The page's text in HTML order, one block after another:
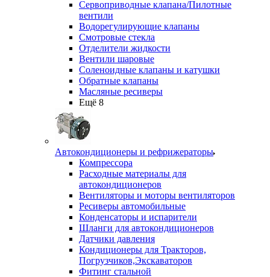
Сервоприводные клапана/Пилотные
вентили
Водорегулирующие клапаны
Смотровые стекла
Отделители жидкости
Вентили шаровые
Соленоидные клапаны и катушки
Обратные клапаны
Масляные ресиверы
Ещё 8
Автокондиционеры и рефрижераторы
Компрессора
Расходные материалы для
автокондиционеров
Вентиляторы и моторы вентиляторов
Ресиверы автомобильные
Конденсаторы и испарители
Шланги для автокондиционеров
Датчики давления
Кондиционеры для Тракторов,
Погрузчиков,Экскаваторов
Фитинг стальной